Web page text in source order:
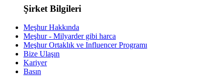
Şirket Bilgileri
Meşhur Hakkında
Meşhur - Milyarder gibi harca
Meşhur Ortaklık ve Influencer Programı
Bize Ulaşın
Kariyer
Basın